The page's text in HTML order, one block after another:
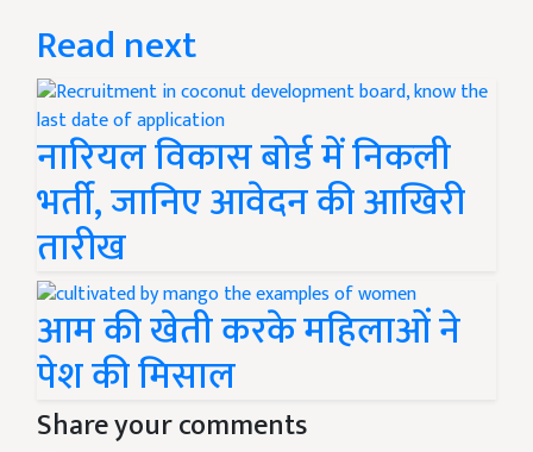
Read next
नारियल विकास बोर्ड में निकली
भर्ती, जानिए आवेदन की आखिरी
तारीख
आम की खेती करके महिलाओं ने
पेश की मिसाल
Share your comments